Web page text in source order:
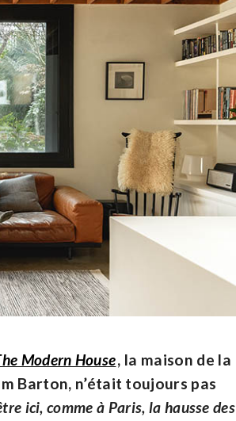
Modern House, la maison de la
Barton, n’était toujours pas
ici, comme à Paris, la hausse des